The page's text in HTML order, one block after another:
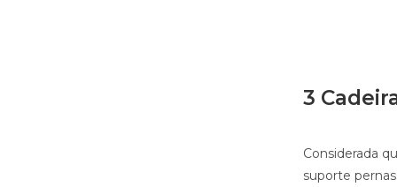
3
Considerada
suporte